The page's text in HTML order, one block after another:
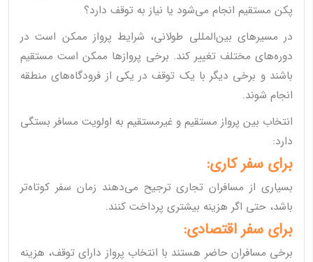
پکن مستقیم انجام می‌شود یا نیاز به توقف دارد؟
در مسیرهای بین‌المللی طولانی، شرایط پرواز ممکن است در
دوره‌های مختلف تغییر کند. برخی پروازها ممکن است مستقیم
باشند و برخی دیگر با یک توقف در یکی از فرودگاه‌های منطقه
انجام شوند.
انتخاب بین پرواز مستقیم و غیرمستقیم به اولویت مسافر بستگی
دارد:
برای سفر کاری:
بسیاری از مسافران تجاری ترجیح می‌دهند زمان سفر کوتاه‌تر
باشد، حتی اگر هزینه بیشتری پرداخت کنند.
برای سفر اقتصادی:
برخی مسافران حاضر هستند با انتخاب پرواز دارای توقف، هزینه